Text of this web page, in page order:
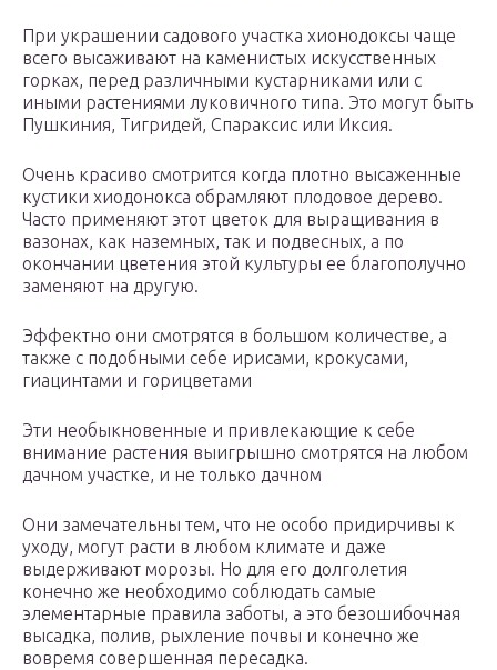
При украшении садового участка хионодоксы чаще
всего высаживают на каменистых искусственных
горках, перед различными кустарниками или с
иными растениями луковичного типа. Это могут быть
Пушкиния, Тигридей, Спараксис или Иксия.
Очень красиво смотрится когда плотно высаженные
кустики хиодонокса обрамляют плодовое дерево.
Часто применяют этот цветок для выращивания в
вазонах, как наземных, так и подвесных, а по
окончании цветения этой культуры ее благополучно
заменяют на другую.
Эффектно они смотрятся в большом количестве, а
также с подобными себе ирисами, крокусами,
гиацинтами и горицветами
Эти необыкновенные и привлекающие к себе
внимание растения выигрышно смотрятся на любом
дачном участке, и не только дачном
Они замечательны тем, что не особо придирчивы к
уходу, могут расти в любом климате и даже
выдерживают морозы. Но для его долголетия
конечно же необходимо соблюдать самые
элементарные правила заботы, а это безошибочная
высадка, полив, рыхление почвы и конечно же
вовремя совершенная пересадка.